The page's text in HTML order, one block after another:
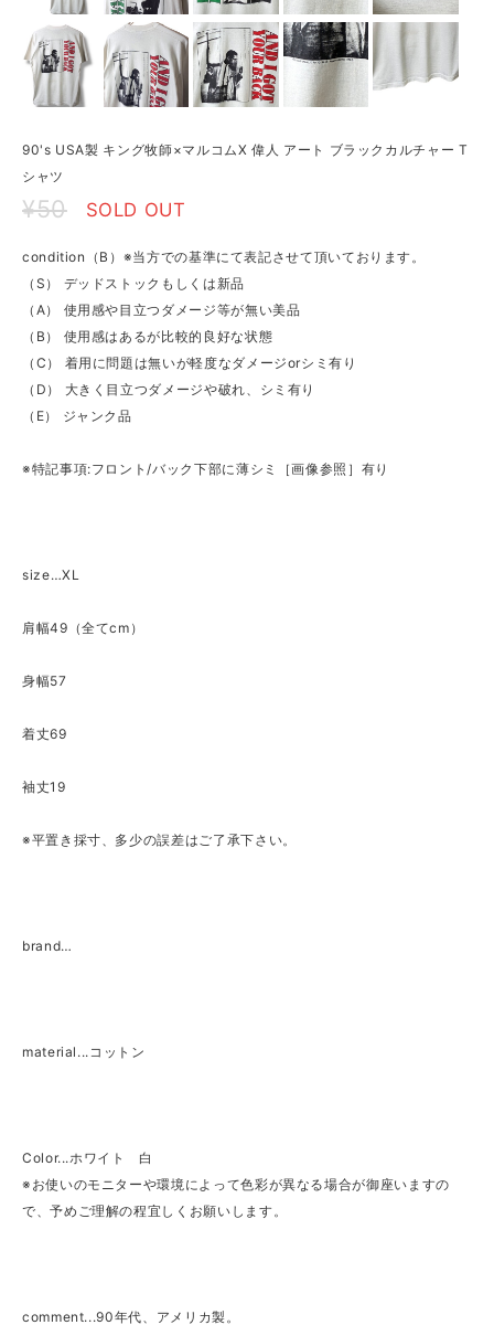
90's USA製 キング牧師×マルコムX 偉人 アート ブラックカルチャー T
シャツ
¥50 SOLD OUT
condition（B）※当方での基準にて表記させて頂いております。
（S） デッドストックもしくは新品
（A） 使用感や目立つダメージ等が無い美品
（B） 使用感はあるが比較的良好な状態
（C） 着用に問題は無いが軽度なダメージorシミ有り
（D） 大きく目立つダメージや破れ、シミ有り
（E） ジャンク品
※特記事項:フロント/バック下部に薄シミ［画像参照］有り
size…XL
肩幅49（全てcm）
身幅57
着丈69
袖丈19
※平置き採寸、多少の誤差はご了承下さい。
brand…
material...コットン
Color...ホワイト 白
※お使いのモニターや環境によって色彩が異なる場合が御座いますの
で、予めご理解の程宜しくお願いします。
comment...90年代、アメリカ製。